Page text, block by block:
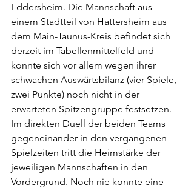
Eddersheim. Die Mannschaft aus
einem Stadtteil von Hattersheim aus
dem Main-Taunus-Kreis befindet sich
derzeit im Tabellenmittelfeld und
konnte sich vor allem wegen ihrer
schwachen Auswärtsbilanz (vier Spiele,
zwei Punkte) noch nicht in der
erwarteten Spitzengruppe festsetzen.
Im direkten Duell der beiden Teams
gegeneinander in den vergangenen
Spielzeiten tritt die Heimstärke der
jeweiligen Mannschaften in den
Vordergrund. Noch nie konnte eine